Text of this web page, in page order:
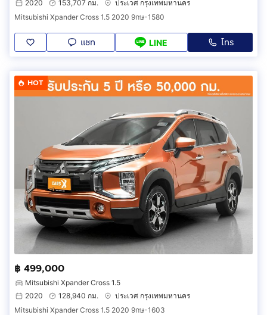
2020
153,707 กม.
ประเวศ กรุงเทพมหานคร
Mitsubishi Xpander Cross 1.5 2020 9กษ-1580
แชท LINE โทร
HOT
฿ 499,000
Mitsubishi Xpander Cross 1.5
2020
128,940 กม.
ประเวศ กรุงเทพมหานคร
Mitsubishi Xpander Cross 1.5 2020 9กษ-1603